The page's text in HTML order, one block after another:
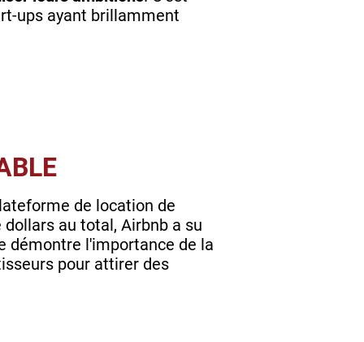
ups ayant brillamment
de location de
au total, Airbnb a su
démontre l'importance de la
pour attirer des